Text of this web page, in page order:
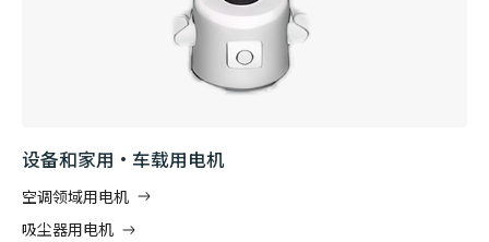
设备和家用·车载用电机
空调领域用电机
吸尘器用电机